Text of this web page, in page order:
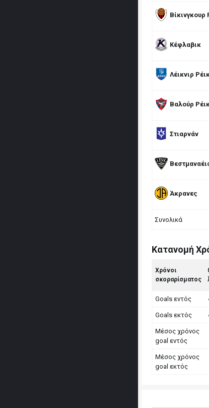
Βίκινγκουρ
Κέφλαβικ
Λέικνιρ
Βαλούρ
Στιαρνάν
Άκρανες
Συνολικά
Κατανομή
Χρόνοι
σκοραρίσματος
Goals εντός
Goals εκτός
Μέσος χρόνος
goal εντός
Μέσος χρόνος
goal εκτός